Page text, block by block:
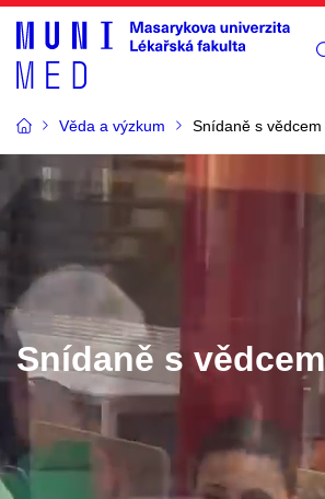
Věda a výzkum Snídaně s vědcem
Snídaně s vědcem